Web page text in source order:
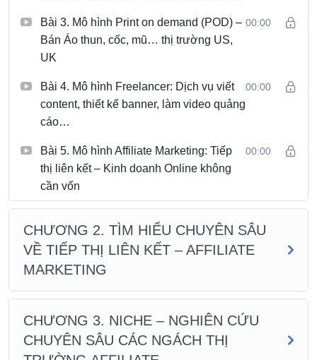
Bài 3. Mô hình Print on demand (POD) –
Bán Áo thun, cốc, mũ… thị trường US,
UK
00:00
Bài 4. Mô hình Freelancer: Dịch vụ viết
content, thiết kế banner, làm video quảng
cáo…
00:00
Bài 5. Mô hình Affiliate Marketing: Tiếp
thị liên kết – Kinh doanh Online không
cần vốn
00:00
CHƯƠNG 2. TÌM HIỂU CHUYÊN SÂU
VỀ TIẾP THỊ LIÊN KẾT – AFFILIATE
MARKETING
CHƯƠNG 3. NICHE – NGHIÊN CỨU
CHUYÊN SÂU CÁC NGÁCH THỊ